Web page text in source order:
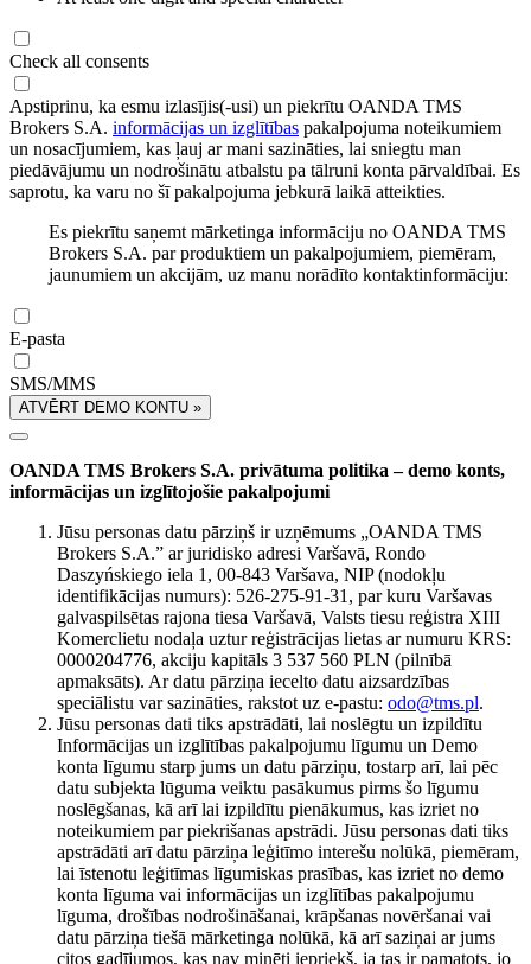
Check all consents
Apstiprinu, ka esmu izlasījis(-usi) un piekrītu OANDA TMS
Brokers S.A. informācijas un izglītības pakalpojuma noteikumiem
un nosacījumiem, kas ļauj ar mani sazināties, lai sniegtu man
piedāvājumu un nodrošinātu atbalstu pa tālruni konta pārvaldībai. Es
saprotu, ka varu no šī pakalpojuma jebkurā laikā atteikties.
Es piekrītu saņemt mārketinga informāciju no OANDA TMS
Brokers S.A. par produktiem un pakalpojumiem, piemēram,
jaunumiem un akcijām, uz manu norādīto kontaktinformāciju:
E-pasta
SMS/MMS
ATVĒRT DEMO KONTU »
OANDA TMS Brokers S.A. privātuma politika – demo konts,
informācijas un izglītojošie pakalpojumi
Jūsu personas datu pārziņš ir uzņēmums „OANDA TMS
Brokers S.A.” ar juridisko adresi Varšavā, Rondo
Daszyńskiego iela 1, 00-843 Varšava, NIP (nodokļu
identifikācijas numurs): 526-275-91-31, par kuru Varšavas
galvaspilsētas rajona tiesa Varšavā, Valsts tiesu reģistra XIII
Komerclietu nodaļa uztur reģistrācijas lietas ar numuru KRS:
0000204776, akciju kapitāls 3 537 560 PLN (pilnībā
apmaksāts). Ar datu pārziņa iecelto datu aizsardzības
speciālistu var sazināties, rakstot uz e-pastu: odo@tms.pl.
Jūsu personas dati tiks apstrādāti, lai noslēgtu un izpildītu
Informācijas un izglītības pakalpojumu līgumu un Demo
konta līgumu starp jums un datu pārziņu, tostarp arī, lai pēc
datu subjekta lūguma veiktu pasākumus pirms šo līgumu
noslēgšanas, kā arī lai izpildītu pienākumus, kas izriet no
noteikumiem par piekrišanas apstrādi. Jūsu personas dati tiks
apstrādāti arī datu pārziņa leģitīmo interešu nolūkā, piemēram,
lai īstenotu leģitīmas līgumiskas prasības, kas izriet no demo
konta līguma vai informācijas un izglītības pakalpojumu
līguma, drošības nodrošināšanai, krāpšanas novēršanai vai
datu pārziņa tiešā mārketinga nolūkā, kā arī saziņai ar jums
citos gadījumos, kas nav minēti iepriekš, ja tas ir pamatots, jo